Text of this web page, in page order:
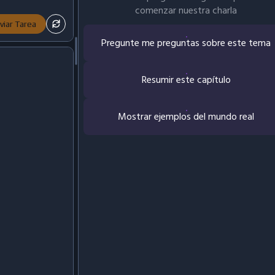
Tarea
comenzar nuestra charla
Pregunte me preguntas sobre este tema
Resumir este capítulo
Mostrar ejemplos del mundo real